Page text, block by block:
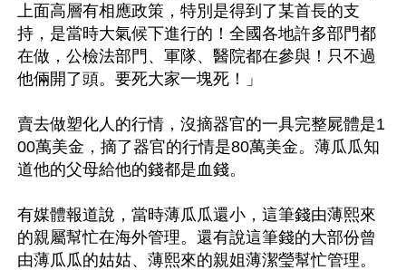
上面高層有相應政策，特別是得到了某首長的支
持，是當時大氣候下進行的！全國各地許多部門都
在做，公檢法部門、軍隊、醫院都在參與！只不過
他倆開了頭。要死大家一塊死！」
賣去做塑化人的行情，沒摘器官的一具完整屍體是1
00萬美金，摘了器官的行情是80萬美金。薄瓜瓜知
道他的父母給他的錢都是血錢。
有媒體報道說，當時薄瓜瓜還小，這筆錢由薄熙來
的親屬幫忙在海外管理。還有說這筆錢的大部份曾
由薄瓜瓜的姑姑、薄熙來的親姐薄潔瑩幫忙管理。